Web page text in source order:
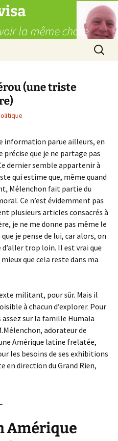
la même chose
(une triste
information parue ailleurs, en
précise que je ne partage pas
dernier semble appartenir à
qui estime que, même quand
Mélenchon fait partie du
Ce n’est évidemment pas
plusieurs articles consacrés à
je ne me donne pas même le
je pense de lui, car alors, on
d’aller trop loin. Il est vrai que
que cela reste dans ma
militant, pour sûr. Mais il
à chacun d’explorer. Pour
assez sur la famille Humala
adorateur de
Amérique latine frelatée,
les besoins de ses exhibitions
en direction du Grand Rien,
Amérique